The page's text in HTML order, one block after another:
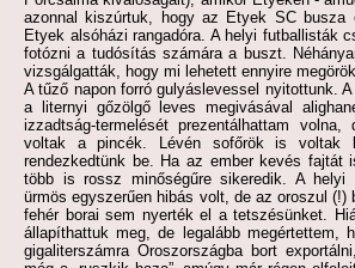
azonnal kiszúrtuk, hogy az Etyek SC busza
Etyek alsóházi rangadóra. A helyi futballisták
fotózni a tudósítás számára a buszt.
vizsgálgatták, hogy mi lehetett ennyire
A tűző napon forró gulyáslevessel nyitottunk.
a liternyi gőzölgő leves megivásával
izzadtság-termelését prezentálhattam
voltak a pincék. Lévén sofőrök is voltak
rendezkedtünk be. Ha az ember kevés fajtát
több is rossz minőségűre sikeredik. A helyi
ürmös egyszerűen hibás volt, de az oroszul
fehér borai sem nyerték el a tetszésünket.
állapíthattuk meg, de legalább megértettem,
gigaliterszámra Oroszországba bort